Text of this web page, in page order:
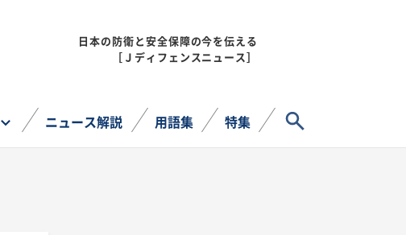
日本の防衛と安全保障の今を伝える
［Ｊディフェンスニュース］
ニュース解説 用語集 特集